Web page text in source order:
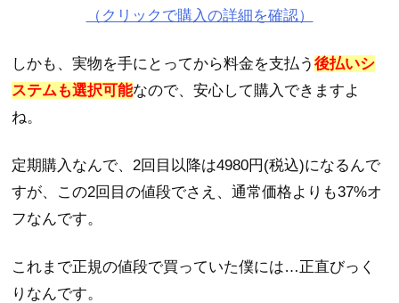
（クリックで購入の詳細を確認）
しかも、実物を手にとってから料金を支払う後払いシ
ステムも選択可能なので、安心して購入できますよ
ね。
定期購入なんで、2回目以降は4980円(税込)になるんで
すが、この2回目の値段でさえ、通常価格よりも37%オ
フなんです。
これまで正規の値段で買っていた僕には…正直びっく
りなんです。